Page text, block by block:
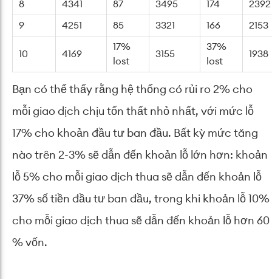
8 4341 87 3495 174 2392
9 4251 85 3321 166 2153
10 4169
17%
lost
3155
37%
lost
1938
Bạn có thể thấy rằng hệ thống có rủi ro 2% cho
mỗi giao dịch chịu tổn thất nhỏ nhất, với mức lỗ
17% cho khoản đầu tư ban đầu. Bất kỳ mức tăng
nào trên 2-3% sẽ dẫn đến khoản lỗ lớn hơn: khoản
lỗ 5% cho mỗi giao dịch thua sẽ dẫn đến khoản lỗ
37% số tiền đầu tư ban đầu, trong khi khoản lỗ 10%
cho mỗi giao dịch thua sẽ dẫn đến khoản lỗ hơn 60
% vốn.